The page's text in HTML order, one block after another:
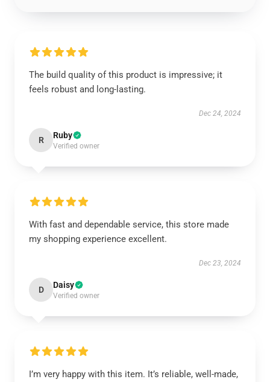
The build quality of this product is impressive; it
feels robust and long-lasting.
Dec 24, 2024
R Ruby
Verified owner
With fast and dependable service, this store made
my shopping experience excellent.
Dec 23, 2024
D Daisy
Verified owner
I’m very happy with this item. It’s reliable, well-made,